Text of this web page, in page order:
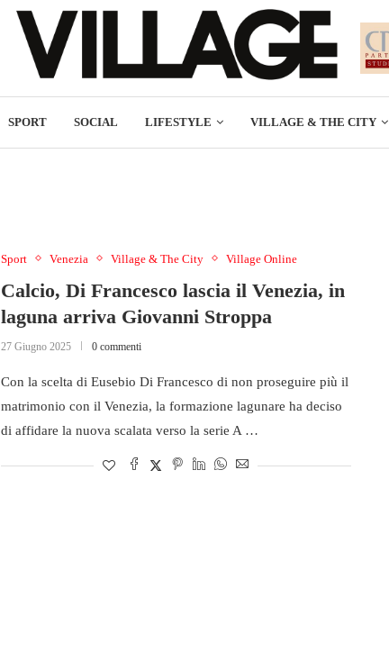
SPORT SOCIAL LIFESTYLE VILLAGE & THE CITY
Sport Venezia Village & The City Village Online
Calcio, Di Francesco lascia il Venezia, in
laguna arriva Giovanni Stroppa
27 Giugno 2025 0 commenti
Con la scelta di Eusebio Di Francesco di non proseguire più il
matrimonio con il Venezia, la formazione lagunare ha deciso
di affidare la nuova scalata verso la serie A …